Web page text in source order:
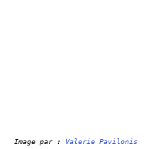
Image par : Valerie Pavilonis